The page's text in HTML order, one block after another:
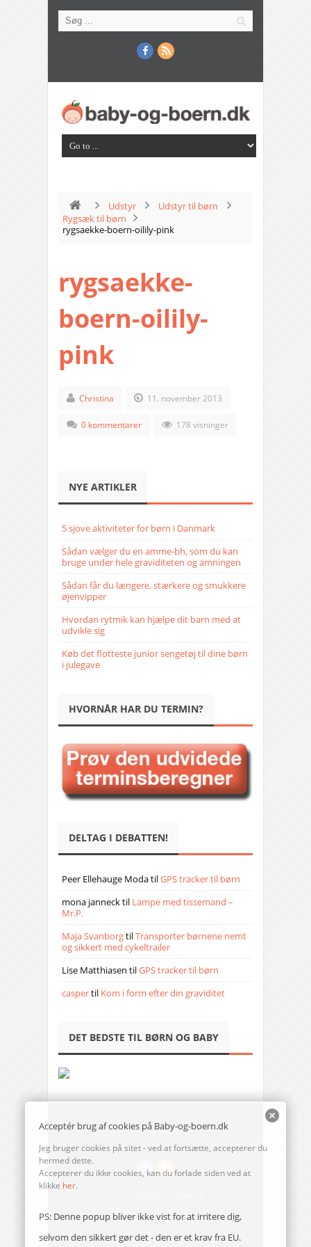
Udstyr
Udstyr til børn
Rygsæk til børn
rygsaekke-boern-oilily-pink
rygsaekke-
boern-oilily-
pink
Christina 11. november 2013
0 kommentarer 178 visninger
NYE ARTIKLER
5 sjove aktiviteter for børn i Danmark
Sådan vælger du en amme-bh, som du kan
bruge under hele graviditeten og amningen
Sådan får du længere, stærkere og smukkere
øjenvipper
Hvordan rytmik kan hjælpe dit barn med at
udvikle sig
Køb det flotteste junior sengetøj til dine børn
i julegave
HVORNÅR HAR DU TERMIN?
DELTAG I DEBATTEN!
Peer Ellehauge ModatilGPS tracker til børn
mona jannecktil Lampe med tissemand –
Mr.P.
Maja SvanborgtilTransporter børnene nemt
og sikkert med cykeltrailer
Lise Matthiasen tilGPS tracker til børn
caspertil Kom i form efter din graviditet
DET BEDSTE TIL BØRN OG BABY
Send en mail til redaktionen
Acceptér brug af cookies på Baby-og-boern.dk
Jeg bruger cookies på sitet - ved at fortsætte, accepterer du
hermed dette.
Accepterer du ikke cookies, kan du forlade siden ved at
klikke her.
PS: Denne popup bliver ikke vist for at irritere dig,
selvom den sikkert gør det - den er et krav fra EU.